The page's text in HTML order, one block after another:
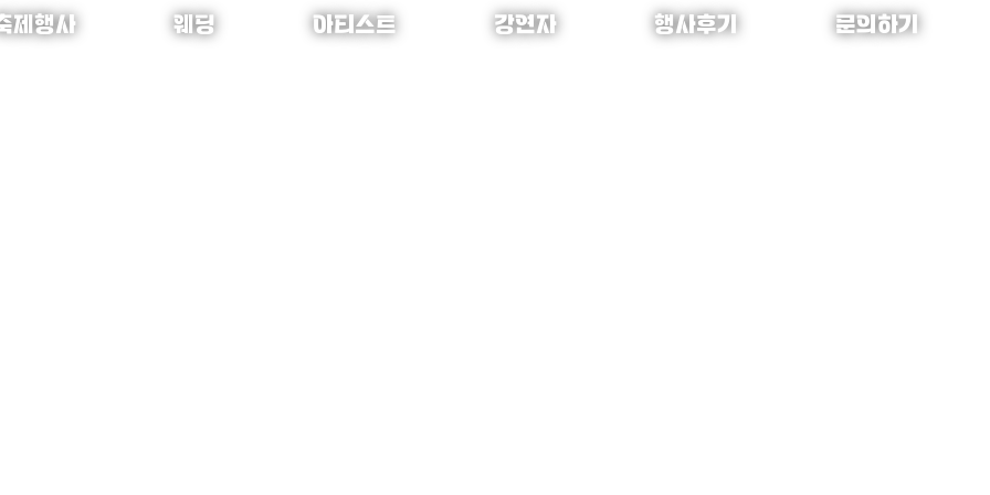
제행사 웨딩 아티스트 강연자 행사후기 문의하기